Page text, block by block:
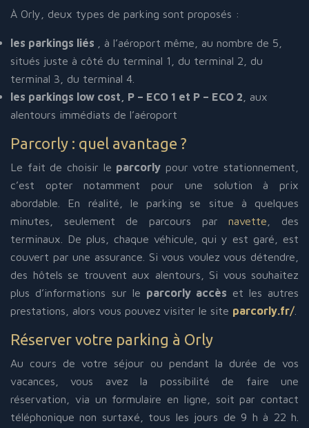
À Orly, deux types de parking sont proposés :
les parkings liés
, à l’aéroport même, au nombre de 5,
situés juste à côté du terminal 1, du terminal 2, du
terminal 3, du terminal 4.
les parkings low cost, P – ECO 1 et P – ECO 2 , aux
alentours immédiats de l’aéroport
Parcorly : quel avantage ?
Le fait de choisir le parcorly pour votre stationnement,
c’est opter notamment pour une solution à prix
abordable. En réalité, le parking se situe à quelques
minutes, seulement de parcours parnavette , des
terminaux. De plus, chaque véhicule, qui y est garé, est
couvert par une assurance. Si vous voulez vous détendre,
des hôtels se trouvent aux alentours, Si vous souhaitez
plus d’informations sur le parcorly accès et les autres
prestations, alors vous pouvez visiter le site parcorly.fr/
Réserver votre parking à Orly
Au cours de votre séjour ou pendant la durée de vos
vacances, vous avez la possibilité de faire une
réservation, via un formulaire en ligne, soit par contact
téléphonique non surtaxé, tous les jours de 9 h à 22 h.